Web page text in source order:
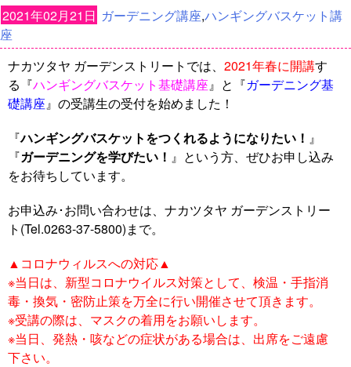
2021年02月21日 ガーデニング講座,ハンギングバスケット講
座
ナカツタヤ ガーデンストリートでは、 2021年春に開講す
る『ハンギングバスケット基礎講座』と『ガーデニング基
礎講座』の受講生の受付を始めました！
『ハンギングバスケットをつくれるようになりたい！ 』
『ガーデニングを学びたい！ 』という方、ぜひお申し込み
をお待ちしています。
お申込み･お問い合わせは、ナカツタヤ ガーデンストリー
ト(Tel.0263-37-5800)まで。
▲コロナウィルスへの対応▲
※当日は、新型コロナウイルス対策として、検温・手指消
毒・換気・密防止策を万全に行い開催させて頂きます。
※受講の際は、マスクの着用をお願いします。
※当日、発熱・咳などの症状がある場合は、出席をご遠慮
下さい。